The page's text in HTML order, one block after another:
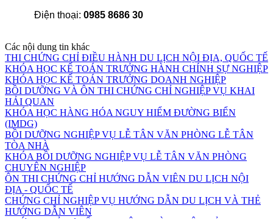
Điện thoại: 0985 8686 30
Các nội dung tin khác
THI CHỨNG CHỈ ĐIỀU HÀNH DU LỊCH NỘI ĐỊA, QUỐC TẾ
KHÓA HỌC KẾ TOÁN TRƯỞNG HÀNH CHÍNH SỰ NGHIỆP
KHÓA HỌC KẾ TOÁN TRƯỞNG DOANH NGHIỆP
BỒI DƯỠNG VÀ ÔN THI CHỨNG CHỈ NGHIỆP VỤ KHAI
HẢI QUAN
KHÓA HỌC HÀNG HÓA NGUY HIỂM ĐƯỜNG BIỂN
(IMDG)
BỒI DƯỠNG NGHIỆP VỤ LỄ TÂN VĂN PHÒNG LỄ TÂN
TÒA NHÀ
KHÓA BỒI DƯỠNG NGHIỆP VỤ LỄ TÂN VĂN PHÒNG
CHUYÊN NGHIỆP
ÔN THI CHỨNG CHỈ HƯỚNG DẪN VIÊN DU LỊCH NỘI
ĐỊA - QUỐC TẾ
CHỨNG CHỈ NGHIỆP VỤ HƯỚNG DẪN DU LỊCH VÀ THẺ
HƯỚNG DẪN VIÊN